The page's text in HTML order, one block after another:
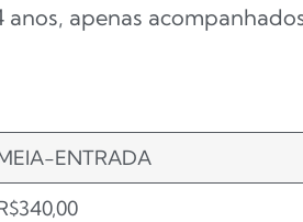
anos, apenas
ENTRADA